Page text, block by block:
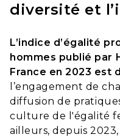
diversité et
L’indice d’égalité
hommes publié par
France en 2023 est
l’engagement de
diffusion de
culture de l'égalité
ailleurs, depuis